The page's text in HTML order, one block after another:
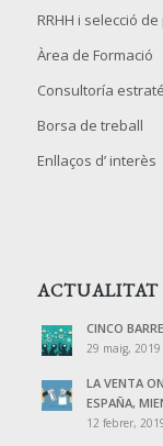
RRHH i selecció
Àrea de Formació
Consultoría
Borsa de treball
Enllaços d’ interès
ACTUALITAT
CINCO
29 maig,
LA VENTA
ESPAÑA,
12 febrer,